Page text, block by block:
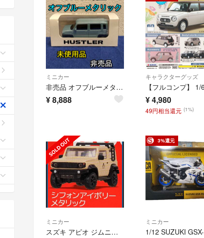
ミニカー
非売品 オフブルーメタリック 2代目 ハスラー スズキ純正 カラーサンプル 色見本 ディーラー限定品 車模型 インテリア ミニカー
¥8,888
キャラクターグッズ
¥4,980
49円相当還元 (1%)
ミニカー
スズキ アピオ ジムニーシエラJB74 シフォンアイボリーメタリック 1/64
3%還元
ミニカー